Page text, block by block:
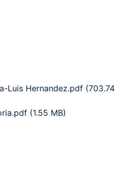
Luis Hernandez.pdf (703.74
(1.55 MB)